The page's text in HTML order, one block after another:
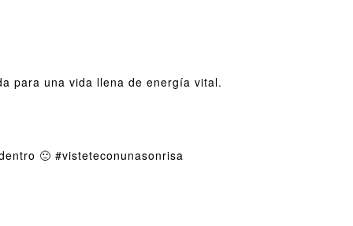
para una vida llena de energía vital.
🙂 #visteteconunasonrisa